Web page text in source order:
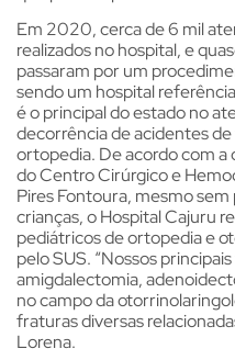
Em 2020, cerca de 6 mil
realizados no hospital, e
passaram por um
sendo um hospital
é o principal do estado no
decorrência de acidentes
ortopedia. De acordo com
do Centro Cirúrgico e
Pires Fontoura, mesmo sem
crianças, o Hospital Cajuru
pediátricos de ortopedia e
pelo SUS. “Nossos
amigdalectomia,
no campo da
fraturas diversas
Lorena.